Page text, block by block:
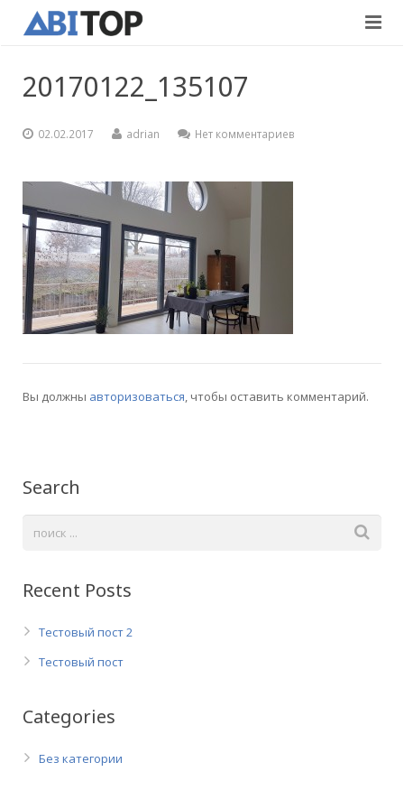
Дорожно-строительные
Контакты
Вакансии
Русский
Eesti
20170122_135107
02.02.2017 adrian Нет комментариев
Вы должны авторизоваться, чтобы оставить комментарий.
Search
Recent Posts
Тестовый пост 2
Тестовый пост
Categories
Без категории